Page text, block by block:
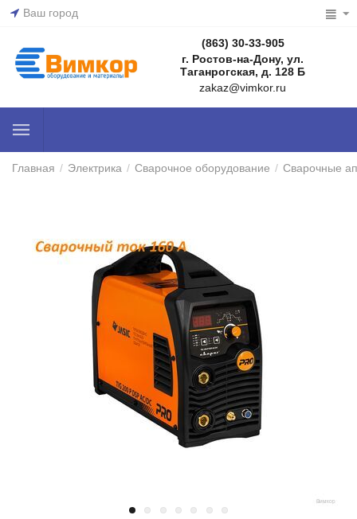
Ваш город
(863) 30-33-905
г. Ростов-на-Дону, ул.
Таганрогская, д. 128 Б
zakaz@vimkor.ru
Главная / Электрика / Сварочное оборудование / Сварочные